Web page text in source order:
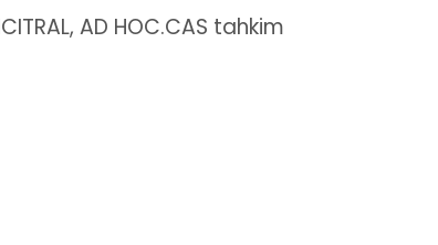
AD HOC.CAS tahkim